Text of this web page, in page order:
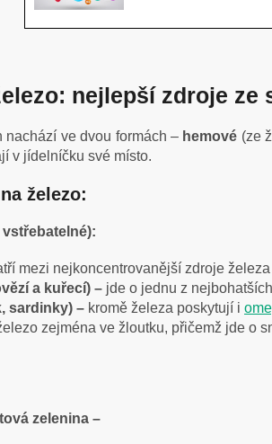
nejlepší zdroje ze
nachází ve dvou formách – hemové (ze
v jídelníčku své místo.
železo:
mezi nejkoncentrovanější zdroje
a kuřecí) – jde o jednu z nejbohatších
sardinky) – kromě železa poskytují i
zejména ve žloutku, přičemž jde o
zelenina –